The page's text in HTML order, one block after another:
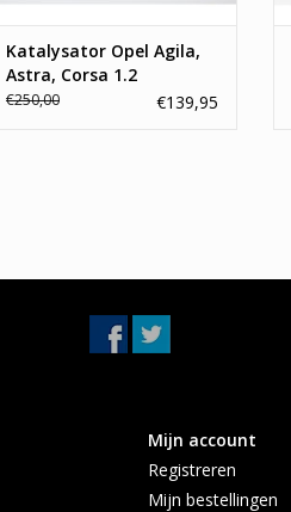
TOEVOEGEN AAN WINKELWAGEN
Katalysator Opel Agila,
Astra, Corsa 1.2
€250,00 €139,95
Mijn account
Registreren
Mijn bestellingen